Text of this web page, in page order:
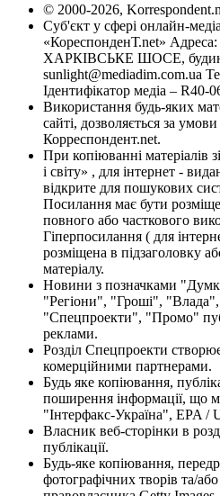
© 2000-2026,
Суб'єкт у сфері онлайн-
«КореспонденТ.net» Адреса:
ХАРКІВСЬКЕ ШОСЕ,
sunlight@mediadim.com.ua
Ідентифікатор медіа – R40-
Використання будь-яких
сайті, дозволяється за
Корреспондент.net.
При копіюванні матеріалів
і світу» , для інтернет -
відкрите для пошукових
Посилання має бути
повного або часткового
Гіперпосилання ( для
розміщена в підзаголовку
матеріалу.
Новини з позначками
"Регіони", "Гроші",
"Спецпроекти", "Промо"
реклами.
Розділ Спецпроекти
комерційними партнерами.
Будь яке копіювання,
поширення інформації, що
"Інтерфакс-Україна", EPA /
Власник веб-сторінки в
публікації.
Будь-яке копіювання,
фотографічних творів та/або